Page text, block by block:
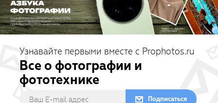
Узнавайте первыми вместе с Prophotos.ru
Все о фотографии и
фототехнике
Подписаться